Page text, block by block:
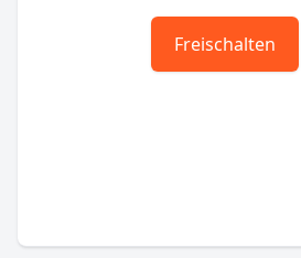
Freischalten